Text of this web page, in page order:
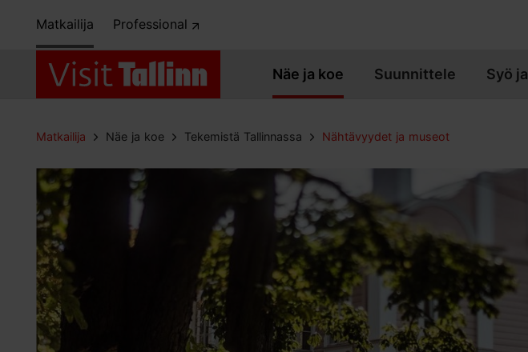
Matkailija Professional
Näe ja koe Suunnittele Syö
Matkailija Näe ja koe Tekemistä Tallinnassa Nähtävyydet ja museot